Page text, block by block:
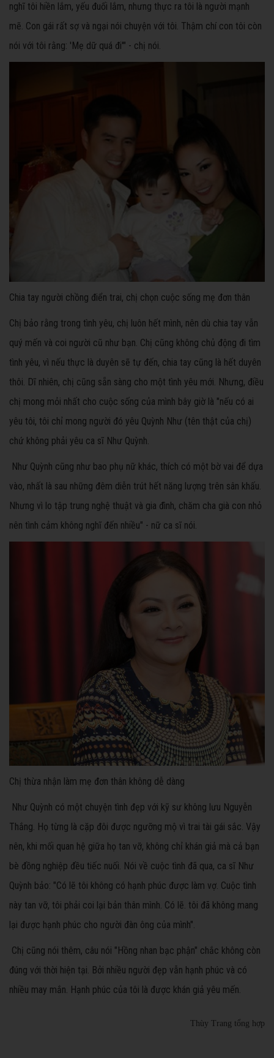
nghĩ tôi hiền lắm, yếu đuối lắm, nhưng thực ra tôi là người mạnh
mẽ. Con gái rất sợ và ngại nói chuyện với tôi. Thậm chí con tôi còn
nói với tôi rằng: 'Mẹ dữ quá đi'" - chị nói.
Chia tay người chồng điển trai, chị chọn cuộc sống mẹ đơn thân
Chị bảo rằng trong tình yêu, chị luôn hết mình, nên dù chia tay vẫn
quý mến và coi người cũ như bạn. Chị cũng không chủ động đi tìm
tình yêu, vì nếu thực là duyên sẽ tự đến, chia tay cũng là hết duyên
thôi. Dĩ nhiên, chị cũng sẵn sàng cho một tình yêu mới. Nhưng, điều
chị mong mỏi nhất cho cuộc sống của mình bây giờ là "nếu có ai
yêu tôi, tôi chỉ mong người đó yêu Quỳnh Như (tên thật của chị)
chứ không phải yêu ca sĩ Như Quỳnh.
Như Quỳnh cũng như bao phụ nữ khác, thích có một bờ vai để dựa
vào, nhất là sau những đêm diễn trút hết năng lượng trên sân khấu.
Nhưng vì lo tập trung nghệ thuật và gia đình, chăm cha già con nhỏ
nên tình cảm không nghĩ đến nhiều" - nữ ca sĩ nói.
Chị thừa nhận làm mẹ đơn thân không dễ dàng
Như Quỳnh có một chuyện tình đẹp với kỹ sư không lưu Nguyễn
Thắng. Họ từng là cặp đôi được ngưỡng mộ vì trai tài gái sắc. Vậy
nên, khi mối quan hệ giữa họ tan vỡ, không chỉ khán giả mà cả bạn
bè đồng nghiệp đều tiếc nuối. Nói về cuộc tình đã qua, ca sĩ Như
Quỳnh bảo: "Có lẽ tôi không có hạnh phúc được làm vợ. Cuộc tình
này tan vỡ, tôi phải coi lại bản thân mình. Có lẽ. tôi đã không mang
lại được hạnh phúc cho người đàn ông của mình".
Chị cũng nói thêm, câu nói "Hồng nhan bạc phận" chắc không còn
đúng với thời hiện tại. Bởi nhiều người đẹp vẫn hạnh phúc và có
nhiều may mắn. Hạnh phúc của tôi là được khán giả yêu mến.
Thùy Trang tổng hợp